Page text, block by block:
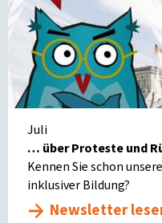
Juli
… über Proteste und
Kennen Sie schon
inklusiver Bildung?
Newsletter